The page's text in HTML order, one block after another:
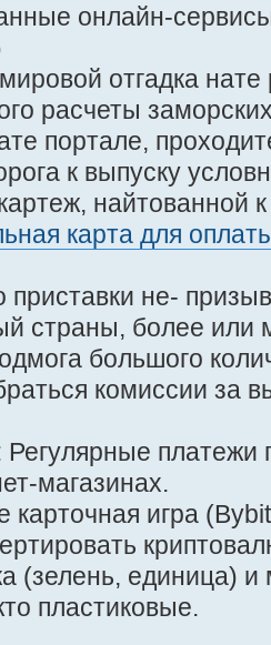
онлайн-
отгадка нате
расчеты
портале,
к выпуску
найтованной
карта для
не-
страны, более или
большого
комиссии за
платежи
магазинах.
карточная игра
(зелень, единица) и
пластиковые.